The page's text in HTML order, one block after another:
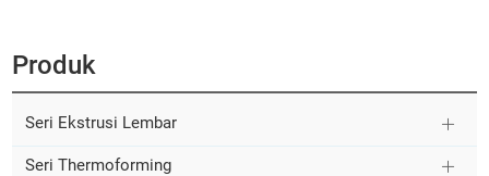
Produk
Seri Ekstrusi Lembar
Seri Thermoforming